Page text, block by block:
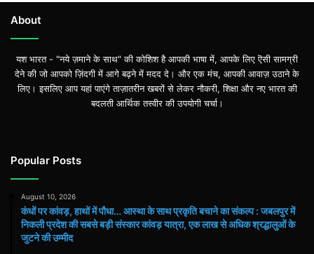
About
यश भारत - "नये ज़माने के साथ" की कोशिश है आपकी भाषा में, आपके लिए ऎसी सामग्री
देने की जो आपको ज़िंदगी में आगे बढ़ने में मदद दे। और एक मंच, आपकी आवाज़ उठाने के
लिए। इसलिए आप यहां पाएंगे ताज़ातरीन खबरों से लेकर नौकरी, शिक्षा और नए भारत की
बदलती आर्थिक तस्वीर की उपयोगी चर्चा।
Popular Posts
August 10, 2026
कंधों पर कांवड़, हाथों में पौधा… आस्था के साथ प्रकृति बचाने का संकल्प : जबलपुर में
निकली प्रदेश की सबसे बड़ी संस्कार कांवड़ यात्रा, एक लाख से अधिक श्रद्धालुओं के
जुटने की उम्मीद